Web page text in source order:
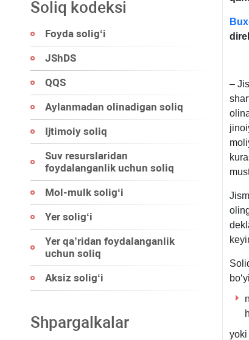
Soliq kodeksi
Foyda soligʻi
JShDS
QQS
Aylanmadan olinadigan soliq
Ijtimoiy soliq
Suv resurslaridan
foydalanganlik uchun soliq
Mol-mulk soligʻi
Yer soligʻi
Yer qa’ridan foydalanganlik
uchun soliq
Aksiz soligʻi
Shpargalkalar
–
yoki